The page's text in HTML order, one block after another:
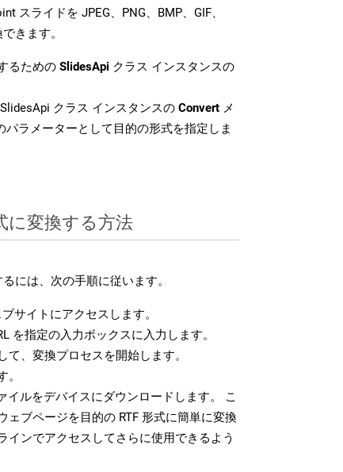
スライドを JPEG、PNG、BMP、GIF、
きます。
るための SlidesApi クラス インスタンスの
クラス インスタンスの Convert メ
パラメーターとして目的の形式を指定しま
に変換する方法
には、次の手順に従います。
サイトにアクセスします。
を指定の入力ボックスに入力します。
て、変換プロセスを開始します。
イルをデバイスにダウンロードします。 こ
ェブページを目的の RTF 形式に簡単に変換
インでアクセスしてさらに使用できるよう